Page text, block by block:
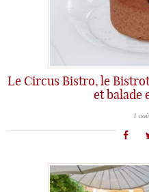
Le Circus Bistro, le
et balade
1